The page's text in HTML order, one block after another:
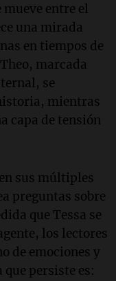
entre el
una mirada
en tiempos de
marcada
se
mientras
capa de tensión
sus múltiples
preguntas sobre
que Tessa se
los lectores
de emociones y
persiste es: